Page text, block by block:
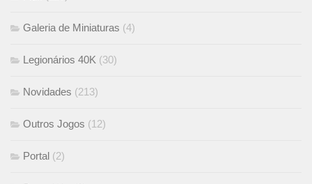
Galeria de Miniaturas (4)
Legionários 40K (30)
Novidades (213)
Outros Jogos (12)
Portal (2)